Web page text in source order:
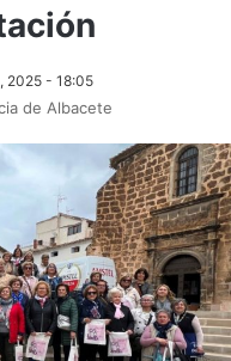
2025 - 18:05
de Albacete